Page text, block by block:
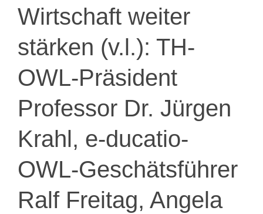
Wirtschaft weiter
stärken (v.l.): TH-
OWL-Präsident
Professor Dr. Jürgen
Krahl, e-ducatio-
OWL-Geschätsführer
Ralf Freitag, Angela